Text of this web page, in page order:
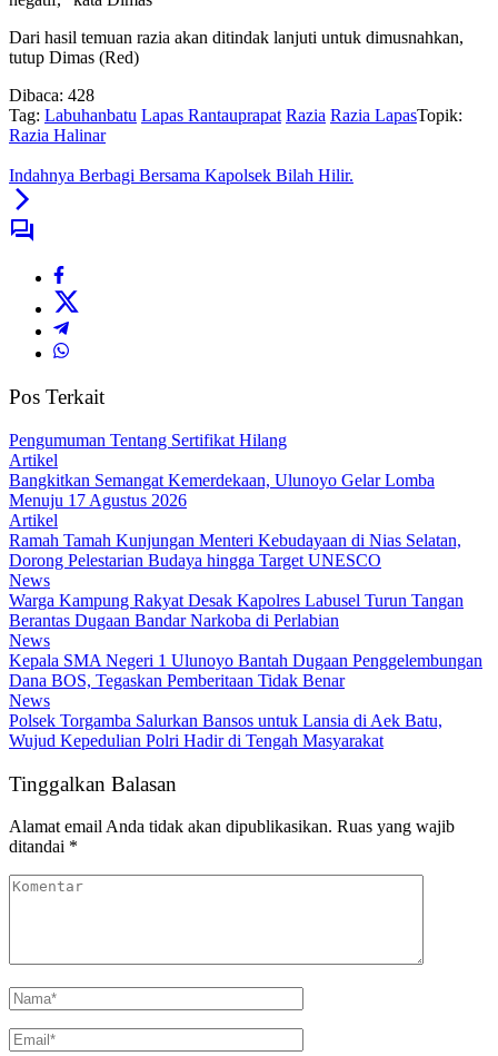
Dari hasil temuan razia akan ditindak lanjuti untuk dimusnahkan,
tutup Dimas (Red)
Dibaca: 428
Tag: Labuhanbatu Lapas Rantauprapat Razia Razia LapasTopik:
Razia Halinar
Indahnya Berbagi Bersama Kapolsek Bilah Hilir.
Pos Terkait
Pengumuman Tentang Sertifikat Hilang
Artikel
Bangkitkan Semangat Kemerdekaan, Ulunoyo Gelar Lomba
Menuju 17 Agustus 2026
Artikel
Ramah Tamah Kunjungan Menteri Kebudayaan di Nias Selatan,
Dorong Pelestarian Budaya hingga Target UNESCO
News
Warga Kampung Rakyat Desak Kapolres Labusel Turun Tangan
Berantas Dugaan Bandar Narkoba di Perlabian
News
Kepala SMA Negeri 1 Ulunoyo Bantah Dugaan Penggelembungan
Dana BOS, Tegaskan Pemberitaan Tidak Benar
News
Polsek Torgamba Salurkan Bansos untuk Lansia di Aek Batu,
Wujud Kepedulian Polri Hadir di Tengah Masyarakat
Tinggalkan Balasan
Alamat email Anda tidak akan dipublikasikan. Ruas yang wajib
ditandai *